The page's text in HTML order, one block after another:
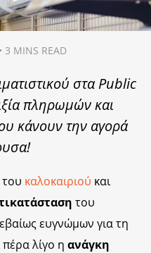
3 MINS READ
στα Public
πληρωμών και
κάνουν την αγορά
καλοκαιριού και
του
ευγνώμων για τη
λίγο η ανάγκη